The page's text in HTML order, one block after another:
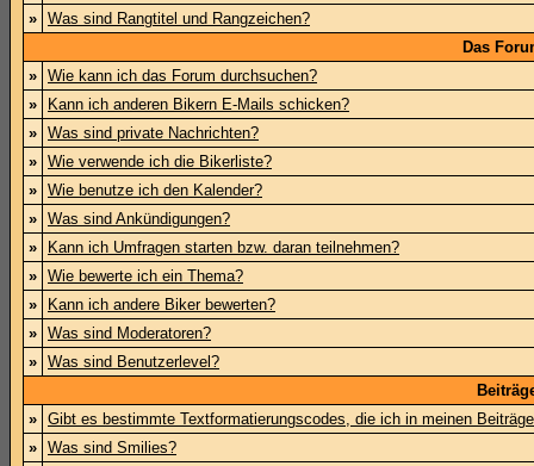
» Was sind Rangtitel und Rangzeichen?
Das
» Wie kann ich das Forum durchsuchen?
»
Kann ich anderen Bikern E-Mails schicken?
» Was sind private Nachrichten?
» Wie verwende ich die Bikerliste?
» Wie benutze ich den Kalender?
» Was sind Ankündigungen?
»
Kann ich Umfragen starten bzw. daran teilnehmen?
» Wie bewerte ich ein Thema?
»
Kann ich andere Biker bewerten?
» Was sind Moderatoren?
» Was sind Benutzerlevel?
» Gibt es bestimmte Textformatierungscodes, die ich in meinen
» Was sind Smilies?